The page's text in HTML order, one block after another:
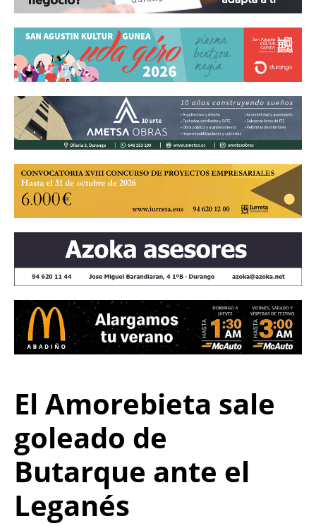
El Amorebieta sale
goleado de
Butarque ante el
Leganés